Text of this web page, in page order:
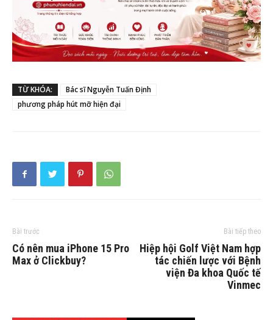
TỪ KHÓA:
Bác sĩ Nguyễn Tuấn Định
phương pháp hút mỡ hiện đại
Bài trước
Có nên mua iPhone 15 Pro
Max ở Clickbuy?
Bài tiếp theo
Hiệp hội Golf Việt Nam hợp
tác chiến lược với Bệnh
viện Đa khoa Quốc tế
Vinmec